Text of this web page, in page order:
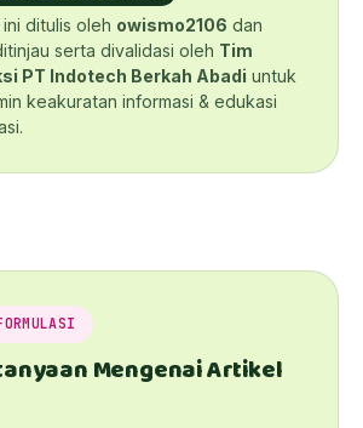
ditulis oleh owismo2106 dan
serta divalidasi oleh Tim
PT Indotech Berkah Abadi untuk
keakuratan informasi & edukasi
Mengenai Artikel